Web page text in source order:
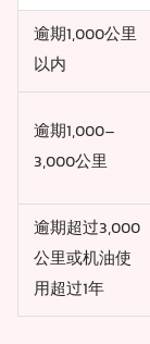
逾期1,000公里
以内
逾期1,000–
3,000公里
逾期超过3,000
公里或机油使
用超过1年